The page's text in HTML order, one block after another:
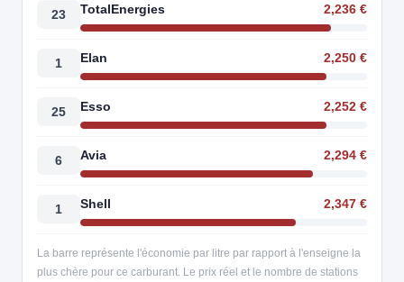
23 TotalEnergies 2,236 €
1 Elan 2,250 €
25 Esso 2,252 €
6 Avia 2,294 €
1 Shell 2,347 €
La barre représente l'économie par litre par rapport à l'enseigne la
plus chère pour ce carburant. Le prix réel et le nombre de stations